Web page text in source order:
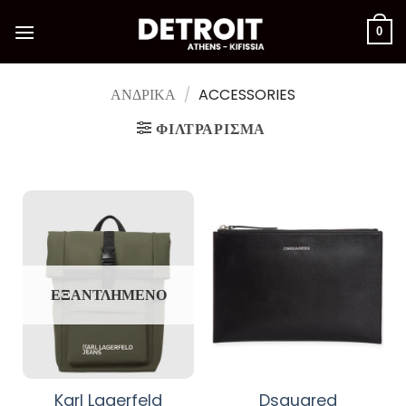
στο
0
ΑΝΔΡΙΚΑ / ACCESSORIES
ΦΙΛΤΡΆΡΙΣΜΑ
ΕΞΑΝΤΛΗΜΈΝΟ
Karl Lagerfeld
Dsquared